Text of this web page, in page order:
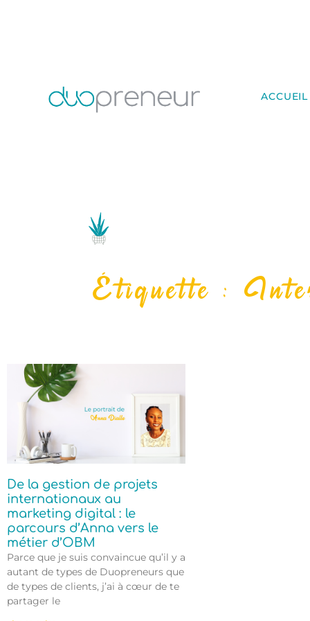
ACCUEIL
Étiquette :
De la gestion de projets
internationaux au
marketing digital : le
parcours d’Anna vers le
métier d’OBM
Parce que je suis convaincue qu’il y a
autant de types de Duopreneurs que
de types de clients, j’ai à cœur de te
partager le